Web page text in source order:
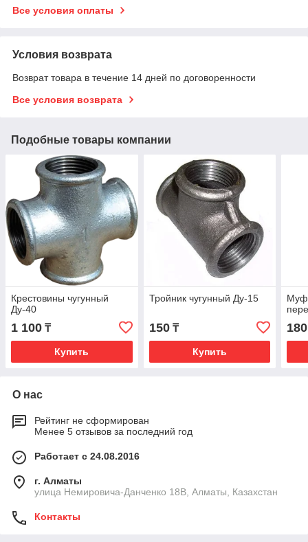
Все условия оплаты
Условия возврата
Возврат товара в течение 14 дней по договоренности
Все условия возврата
Подобные товары компании
Крестовины чугунный
Ду-40
1 100 ₸
Купить
Тройник чугунный Ду-15
150₸
Купить
180
О нас
Рейтинг не сформирован
Менее 5 отзывов за последний год
Работает с 24.08.2016
г. Алматы
улица Немировича-Данченко 18В, Алматы, Казахстан
Контакты